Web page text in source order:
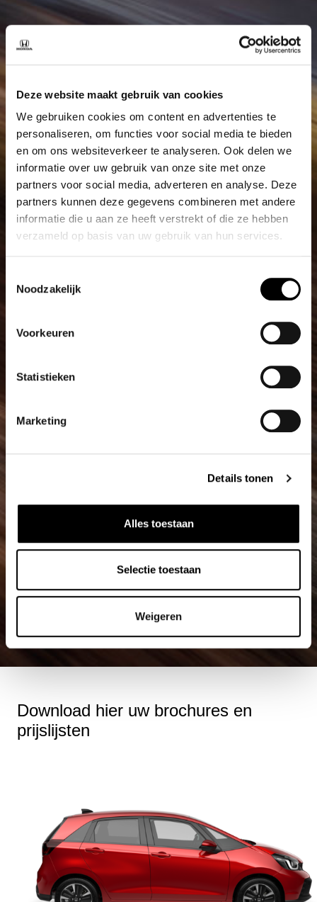
Deze website maakt gebruik van cookies
We gebruiken cookies om content en advertenties te
personaliseren, om functies voor social media te bieden
en om ons websiteverkeer te analyseren. Ook delen we
informatie over uw gebruik van onze site met onze
partners voor social media, adverteren en analyse. Deze
partners kunnen deze gegevens combineren met andere
informatie die u aan ze heeft verstrekt of die ze hebben
verzameld op basis van uw gebruik van hun services.
Noodzakelijk
Voorkeuren
Statistieken
Marketing
Details tonen
Alles toestaan
Selectie toestaan
Weigeren
Download hier uw brochures en
prijslijsten